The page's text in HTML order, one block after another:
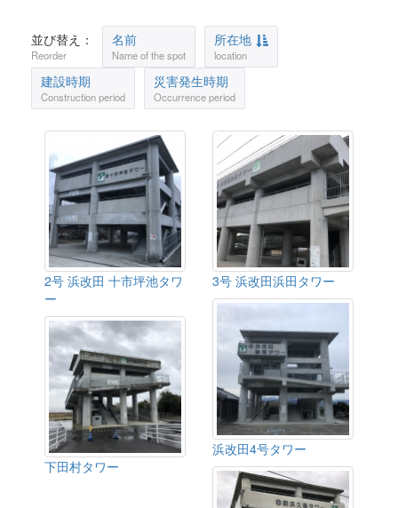
並び替え：
Reorder
名前
Name of the spot
所在地
location
建設時期
Construction period
災害発生時期
Occurrence period
2号 浜改田 十市坪池タワ
ー
3号 浜改田浜田タワー
浜改田4号タワー
下田村タワー